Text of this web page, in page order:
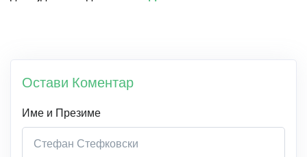
Остави Коментар
Име и Презиме